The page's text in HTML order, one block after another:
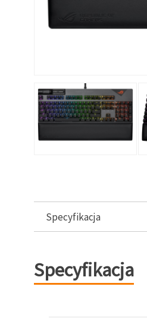
Specyfikacja
Specyfikacja